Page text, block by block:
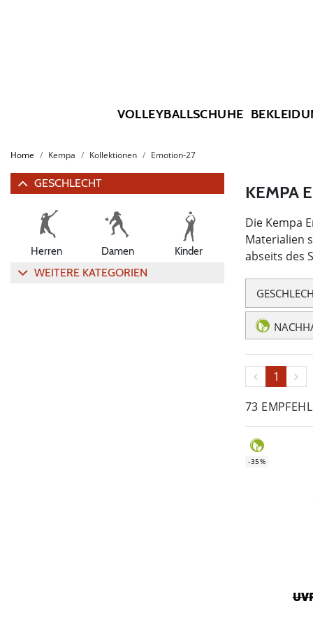
VOLLEYBALLSCHUHE
Home Kempa Kollektionen Emotion-27
GESCHLECHT
Herren Damen Kinder
WEITERE KATEGORIEN
KEMPA
Die Kempa
Materialien
abseits des
1
73
-35%